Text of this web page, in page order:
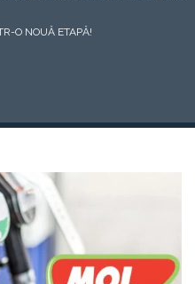
O NOUĂ ETAPĂ!